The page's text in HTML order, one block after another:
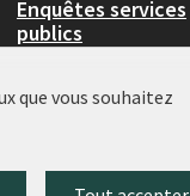
Enquêtes services
publics
que vous souhaitez